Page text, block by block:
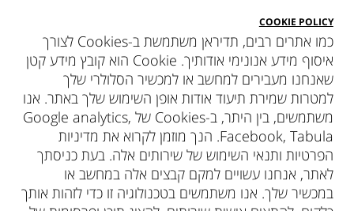
COOKIE POLICY
כמו אתרים רבים, תדיראן משתמשת ב-Cookies לצורך
איסוף מידע אנונימי אודותיך. Cookie הוא קובץ מידע קטן
שאנחנו מעבירים למחשב או למכשיר הסלולרי שלך
למטרות שמירת תיעוד אודות אופן השימוש שלך באתר. אנו
משתמשים, בין היתר, ב-Cookies של Google analytics,
Facebook, Tabula. הנך מוזמן לקרוא את מדיניות
הפרטיות ותנאי השימוש של שירותים אלה. בעת כניסתך
לאתר, אנחנו עשויים למקם קבצים אלה במחשב או
במכשיר שלך. אנו משתמשים בטכנולוגיה זו כדי לזהות אותך